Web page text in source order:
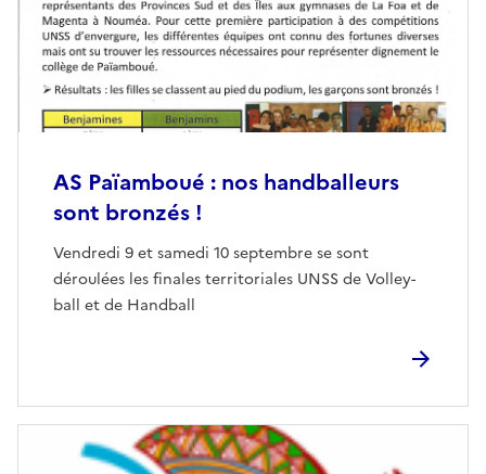
AS Païamboué : nos handballeurs
sont bronzés !
Vendredi 9 et samedi 10 septembre se sont
déroulées les finales territoriales UNSS de Volley-
ball et de Handball